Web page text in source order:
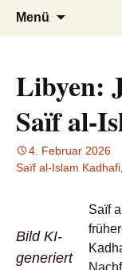
AFRICA
Seit 1998:
zu Afrika
Menü
Libyen:
Saïf al-
4. Februar 2026
Saïf al-Islam Kadhafi
Bild KI-
generiert
Saïf